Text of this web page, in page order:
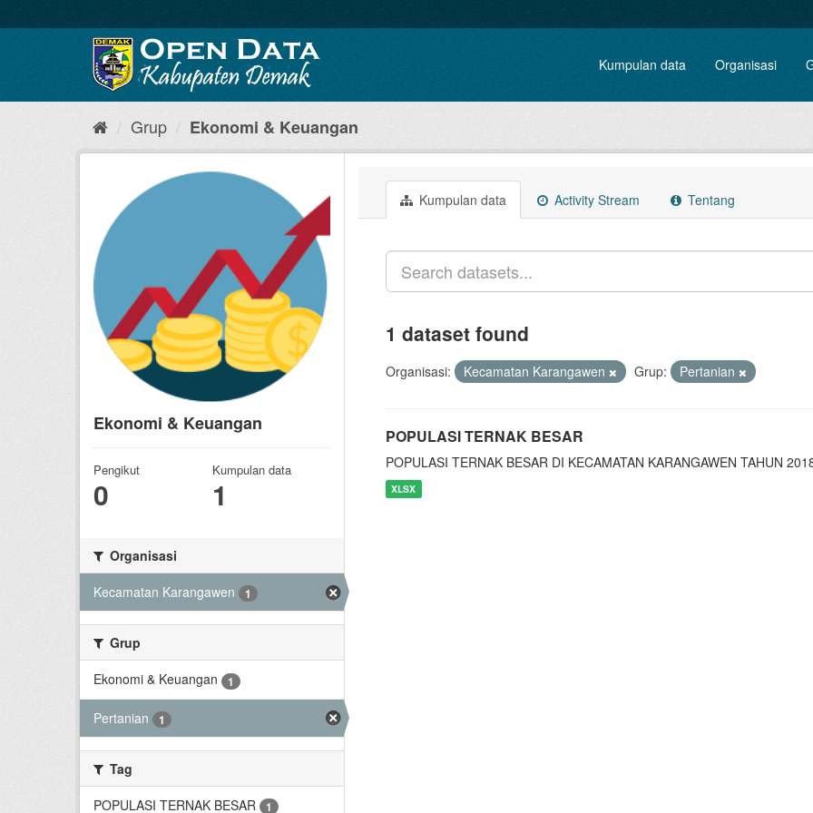
Kumpulan data Organisasi
Grup Ekonomi & Keuangan
Ekonomi & Keuangan
Pengikut
0
Kumpulan data
1
Organisasi
Kecamatan Karangawen
1
Grup
Ekonomi & Keuangan
1
Pertanian 1
Tag
POPULASI TERNAK BESAR
1
Kumpulan data Activity Stream Tentang
1 dataset found
Organisasi: Kecamatan Karangawen Grup: Pertanian
POPULASI TERNAK BESAR
POPULASI TERNAK BESAR DI KECAMATAN KARANGAWEN TAHUN
XLSX